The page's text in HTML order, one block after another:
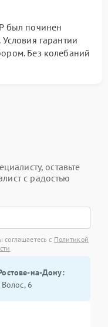
был починен
гарантии
Без колебаний
оставьте
с радостью
соглашаетесь с Политикой
на-Дону:
6